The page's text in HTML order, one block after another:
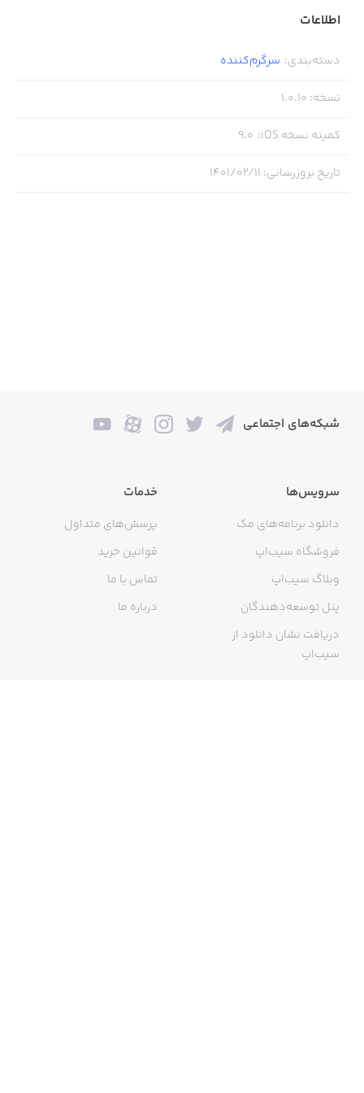
- گرافیک ساده و زیبا
اطلاعات
دسته‌بندی: سرگرم‌کننده
نسخه:
1.0.10
کمینه نسخه iOS :
9.0
تاریخ بروزرسانی: ۱۴۰۱/۰۲/۱۱
شبکه‌های اجتماعی
سرویس‌ها
دانلود برنامه‌های مک
فروشگاه سیب‌اپ
وبلاگ سیب‌اپ
پنل توسعه‌دهندگان
دریافت نشان دانلود از
سیب‌اپ
خدمات
پرسش‌های متداول
قوانین خرید
تماس با ما
درباره ما